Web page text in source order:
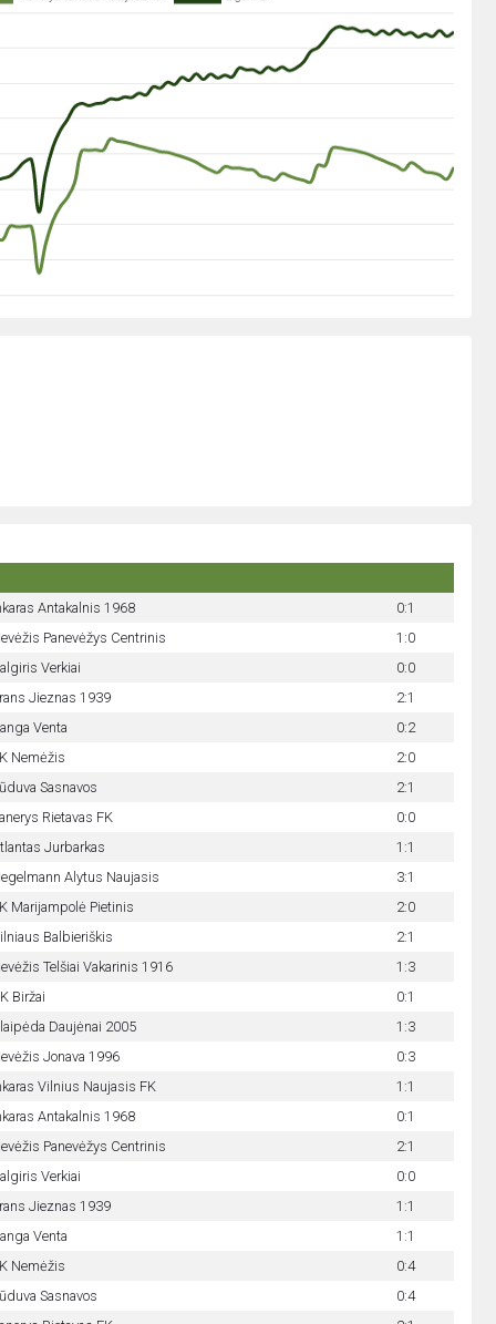
Antakalnis 1968
0:1
Panevėžys Centrinis
1:0
Verkiai
0:0
Jieznas 1939
2:1
Venta
0:2
Nemėžis
2:0
Sasnavos
2:1
Rietavas FK
0:0
Jurbarkas
1:1
Alytus Naujasis
3:1
Marijampolė Pietinis
2:0
Balbieriškis
2:1
Telšiai Vakarinis 1916
1:3
Biržai
0:1
Daujėnai 2005
1:3
Jonava 1996
0:3
Vilnius Naujasis FK
1:1
Antakalnis 1968
0:1
Panevėžys Centrinis
2:1
Verkiai
0:0
Jieznas 1939
1:1
Venta
1:1
Nemėžis
0:4
Sasnavos
0:4